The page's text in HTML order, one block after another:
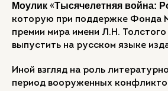
Моулик «Тысячелетняя война:
которую при поддержке Фонда
премии мира имени Л.Н. Толстого
выпустить на русском языке
Иной взгляд на роль
период вооруженных